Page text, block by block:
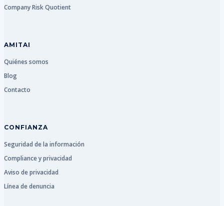
Company Risk Quotient
AMITAI
Quiénes somos
Blog
Contacto
CONFIANZA
Seguridad de la información
Compliance y privacidad
Aviso de privacidad
Línea de denuncia